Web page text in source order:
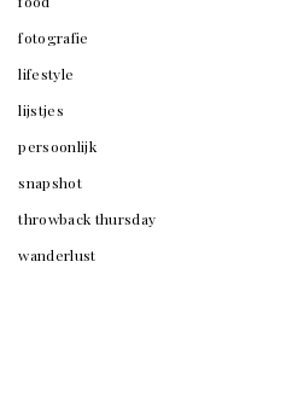
fotografie
lifestyle
lijstjes
persoonlijk
snapshot
throwback thursday
wanderlust